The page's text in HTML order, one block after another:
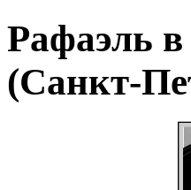
Рафаэль
(Санкт-